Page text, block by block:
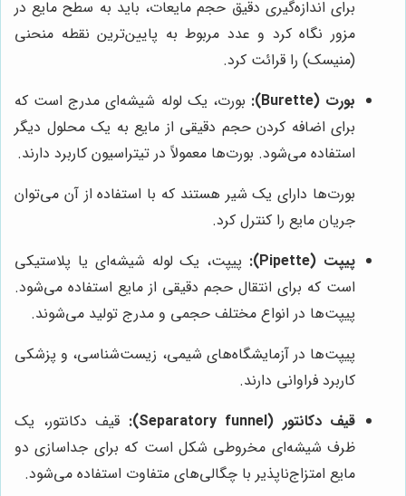
برای اندازه‌گیری دقیق حجم مایعات، باید به سطح مایع در
مزور نگاه کرد و عدد مربوط به پایین‌ترین نقطه منحنی
(منیسک) را قرائت کرد.
بورت (Burette):
بورت، یک لوله شیشه‌ای مدرج است که
برای اضافه کردن حجم دقیقی از مایع به یک محلول دیگر
استفاده می‌شود. بورت‌ها معمولاً در تیتراسیون کاربرد دارند.
بورت‌ها دارای یک شیر هستند که با استفاده از آن می‌توان
جریان مایع را کنترل کرد.
پیپت (Pipette):
پیپت، یک لوله شیشه‌ای یا پلاستیکی
است که برای انتقال حجم دقیقی از مایع استفاده می‌شود.
پیپت‌ها در انواع مختلف حجمی و مدرج تولید می‌شوند.
پیپت‌ها در آزمایشگاه‌های شیمی، زیست‌شناسی، و پزشکی
کاربرد فراوانی دارند.
قیف دکانتور (Separatory funnel):
قیف دکانتور، یک
ظرف شیشه‌ای مخروطی شکل است که برای جداسازی دو
مایع امتزاج‌ناپذیر با چگالی‌های متفاوت استفاده می‌شود.